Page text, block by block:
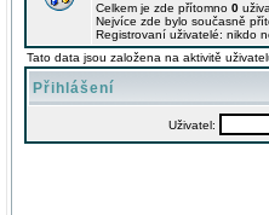
Celkem je zde přítomno 0
Nejvíce zde bylo současně
Registrovaní uživatelé: nikdo
Tato data jsou založena na aktivitě
Přihlášení
Uživatel: